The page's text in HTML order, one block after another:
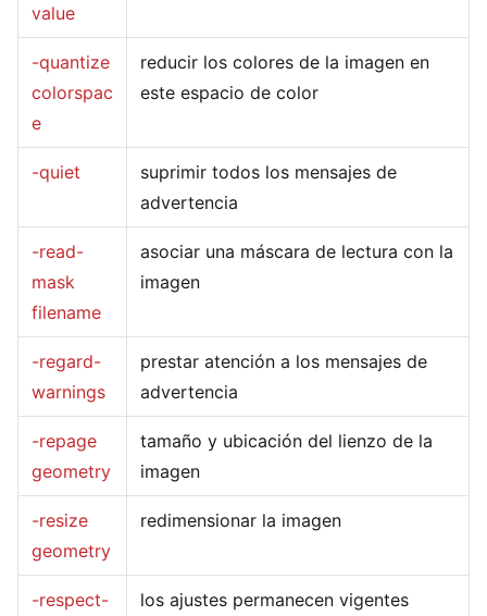
value
-quantize
colorspac
e
reducir los colores de la imagen en
este espacio de color
-quiet
suprimir todos los mensajes de
advertencia
-read-
mask
filename
asociar una máscara de lectura con la
imagen
-regard-
warnings
prestar atención a los mensajes de
advertencia
-repage
geometry
tamaño y ubicación del lienzo de la
imagen
-resize
geometry
redimensionar la imagen
-respect-
los ajustes permanecen vigentes